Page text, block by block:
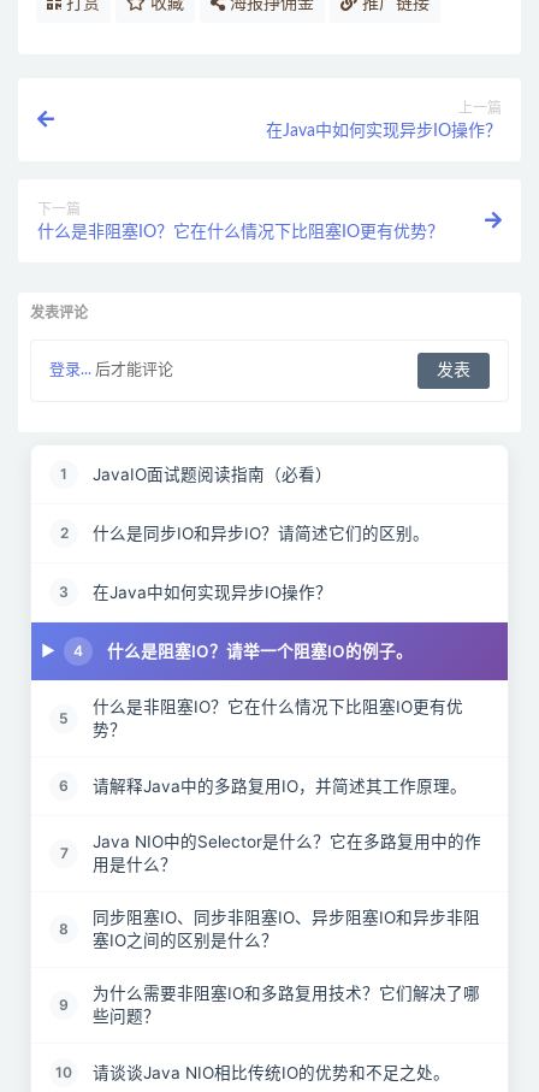
打赏 收藏 海报挣佣金 推广链接
上一篇
在Java中如何实现异步IO操作？
下一篇
什么是非阻塞IO？它在什么情况下比阻塞IO更有优势？
发表评论
登录... 后才能评论
1 JavaIO面试题阅读指南（必看）
2 什么是同步IO和异步IO？请简述它们的区别。
3 在Java中如何实现异步IO操作？
4 什么是阻塞IO？请举一个阻塞IO的例子。
5
什么是非阻塞IO？它在什么情况下比阻塞IO更有优
势？
6 请解释Java中的多路复用IO，并简述其工作原理。
7
Java NIO中的Selector是什么？它在多路复用中的作
用是什么？
8
同步阻塞IO、同步非阻塞IO、异步阻塞IO和异步非阻
塞IO之间的区别是什么？
9
为什么需要非阻塞IO和多路复用技术？它们解决了哪
些问题？
10 请谈谈Java NIO相比传统IO的优势和不足之处。